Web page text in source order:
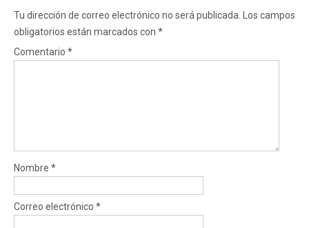
Tu dirección de correo electrónico no será publicada.
Los campos
obligatorios están marcados con *
Comentario *
Nombre *
Correo electrónico *